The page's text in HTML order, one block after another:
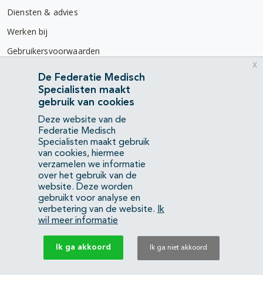
Diensten & advies
Werken bij
Gebruikersvoorwaarden
Privacyverklaring
Contact
Mercatorlaan 1200
3528 BL Utrecht
(088) 505 34 34
info@richtlijnendatabase.nl
YouTubeLinkedIn
KvK Federatie Medisch Specialisten:40483480
Privacyverklaring
De Federatie Medisch
Specialisten maakt
gebruik van cookies
Deze website van de
Federatie Medisch
Specialisten maakt gebruik
van cookies, hiermee
verzamelen we informatie
over het gebruik van de
website. Deze worden
gebruikt voor analyse en
verbetering van de website.
Ik
wil meer informatie
Ik ga akkoord Ik ga niet akkoord
x